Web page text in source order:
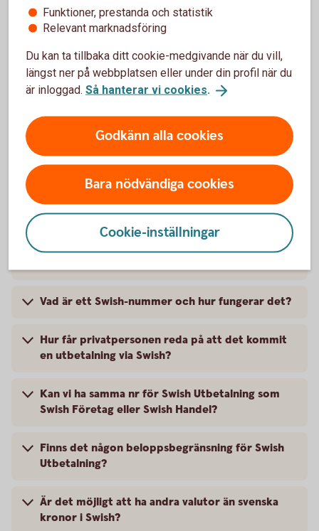
Vanliga frågor och svar, samt
villkor
Vad är Swish Utbetalning?
Var kan vi ansöka om Swish Utbetalning?
Måste vi ha Swish Företag eller Swish Handel för
Vad är ett Swish-nummer och hur fungerar det?
Hur får privatpersonen reda på att det kommit
en utbetalning via Swish?
Kan vi ha samma nr för Swish Utbetalning som
Swish Företag eller Swish Handel?
Finns det någon beloppsbegränsning för Swish
Utbetalning?
Är det möjligt att ha andra valutor än svenska
kronor i Swish?
Funktioner, prestanda och statistik
Relevant marknadsföring
Du kan ta tillbaka ditt cookie-medgivande när du vill,
längst ner på webbplatsen eller under din profil när du
är inloggad. Så hanterar vi cookies.
Godkänn alla cookies
Bara nödvändiga cookies
Cookie-inställningar